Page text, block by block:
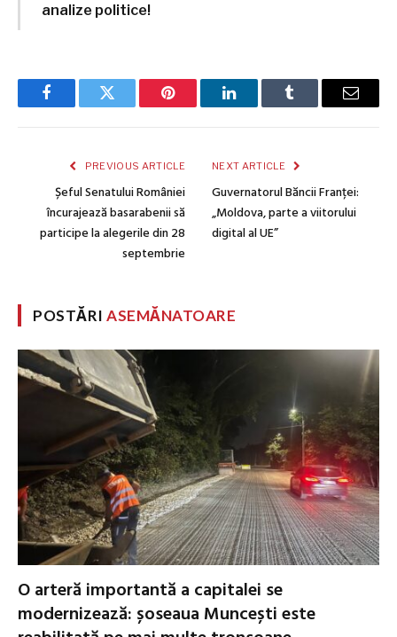
analize politice!
FacebookTwitter Pinterest LinkedInTumblr Email
PREVIOUS ARTICLE
Șeful Senatului României
încurajează basarabenii să
participe la alegerile din 28
septembrie
NEXT ARTICLE
Guvernatorul Băncii Franței:
„Moldova, parte a viitorului
digital al UE”
POSTĂRIASEMĂNATOARE
O arteră importantă a capitalei se
modernizează: șoseaua Muncești este